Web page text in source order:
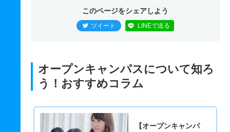
このページをシェアしよう
ツイート LINEで送る
オープンキャンパスについて知ろ
う！おすすめコラム
【オープンキャンパ